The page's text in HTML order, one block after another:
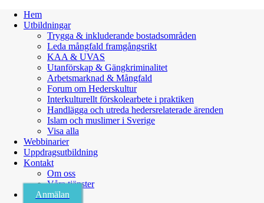
Hem
Utbildningar
Trygga & inkluderande bostadsområden
Leda mångfald framgångsrikt
KAA & UVAS
Utanförskap & Gängkriminalitet
Arbetsmarknad & Mångfald
Forum om Hederskultur
Interkulturellt förskolearbete i praktiken
Handlägga och utreda hedersrelaterade ärenden
Islam och muslimer i Sverige
Visa alla
Webbinarier
Uppdragsutbildning
Kontakt
Om oss
Våra tjänster
Anmälan